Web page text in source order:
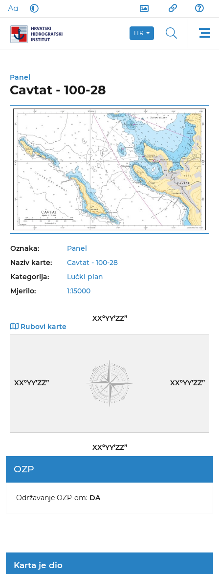
HR
Oznaka:
Panel
Naziv karte:
Cavtat - 100-28
Kategorija:
Lučki plan
Mjerilo:
1:15000
Rubovi karte
XXºYY’ZZ”
XXºYY’ZZ”
XXºYY’ZZ”
XXºYY’ZZ”
Panel
Cavtat - 100-28
OZP
Održavanje OZP-om: DA
Karta je dio